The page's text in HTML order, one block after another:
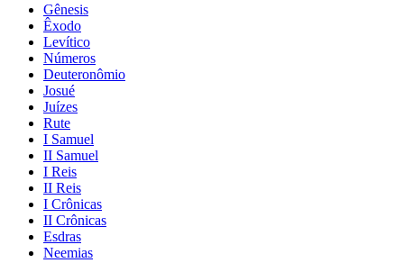
Gênesis
Êxodo
Levítico
Números
Deuteronômio
Josué
Juízes
Rute
I Samuel
II Samuel
I Reis
II Reis
I Crônicas
II Crônicas
Esdras
Neemias